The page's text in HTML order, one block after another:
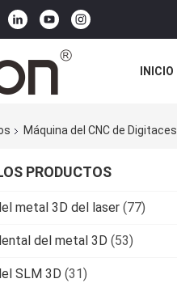
INICIO
Máquina del CNC de Digitaces
PRODUCTOS
metal 3D del laser (77)
del metal 3D (53)
SLM 3D (31)